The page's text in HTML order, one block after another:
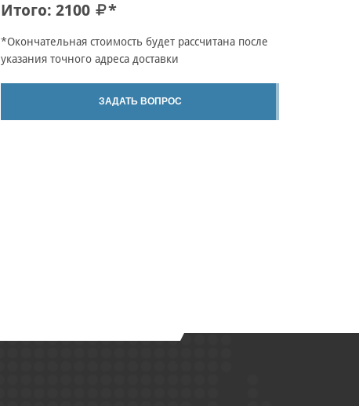
Итого: 2100 *
*Окончательная стоимость будет рассчитана после
указания точного адреса доставки
ЗАДАТЬ ВОПРОС